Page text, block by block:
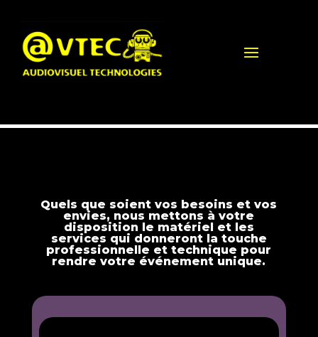
Quels que soient vos besoins et vos
envies, nous mettons à votre
disposition le matériel et les
services qui donneront la touche
professionnelle et technique pour
rendre votre événement unique.